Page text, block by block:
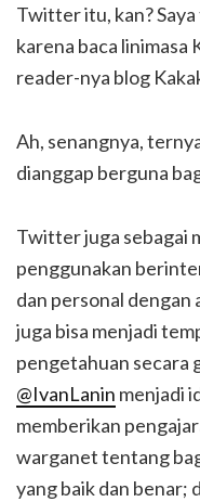
Twitter itu, kan?
karena baca linimasa
reader-nya blog
Ah, senangnya,
dianggap berguna
Twitter juga sebagai
penggunakan
dan personal dengan
juga bisa menjadi
pengetahuan secara
@IvanLanin menjadi
memberikan
warganet tentang
yang baik dan benar;